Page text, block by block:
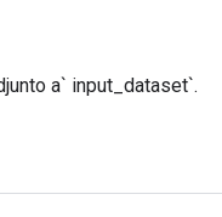
a` input_dataset`.